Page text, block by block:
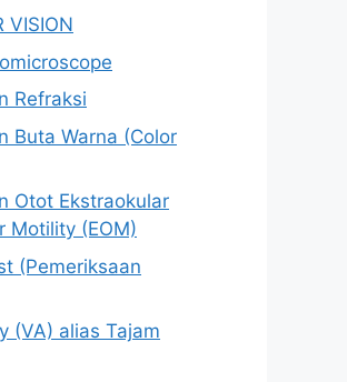
VISION
Refraksi
Buta Warna (Color
Otot Ekstraokular
Motility (EOM)
(Pemeriksaan
(VA) alias Tajam